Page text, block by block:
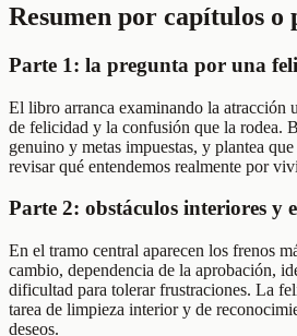
Resumen por capítulos o
Parte 1: la pregunta por una
El libro arranca examinando la atracción
de felicidad y la confusión que la rodea.
genuino y metas impuestas, y plantea
revisar qué entendemos realmente por
Parte 2: obstáculos interiores y
En el tramo central aparecen los frenos
cambio, dependencia de la aprobación,
dificultad para tolerar frustraciones. La
tarea de limpieza interior y de
deseos.